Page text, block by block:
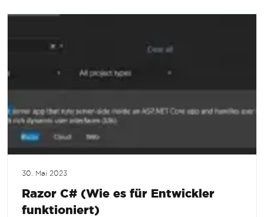
30. Mai 2023
Razor C# (Wie es für Entwickler
funktioniert)